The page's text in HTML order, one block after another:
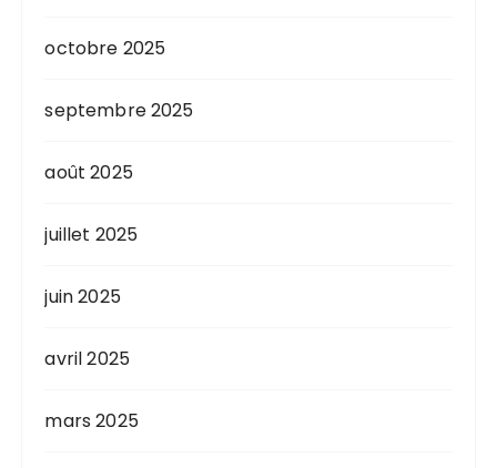
octobre 2025
septembre 2025
août 2025
juillet 2025
juin 2025
avril 2025
mars 2025